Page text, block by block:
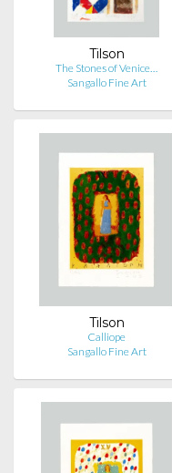
Tilson
The Stones of Venice…
Sangallo Fine Art
Tilson
Calliope
Sangallo Fine Art